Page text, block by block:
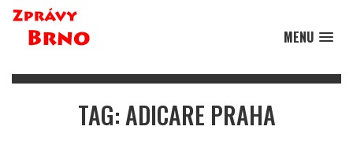
MENU
TAG: ADICARE PRAHA